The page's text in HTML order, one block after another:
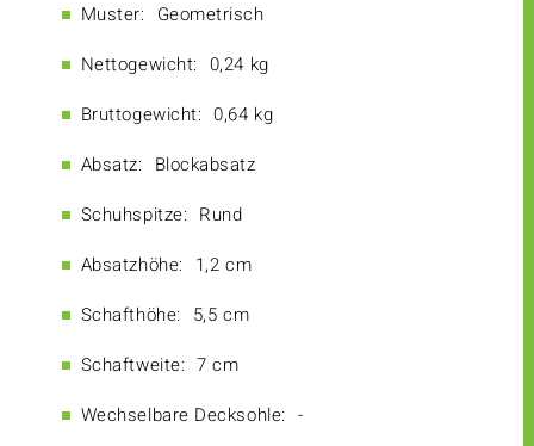
Muster: Geometrisch
Nettogewicht: 0,24 kg
Bruttogewicht: 0,64 kg
Absatz: Blockabsatz
Schuhspitze: Rund
Absatzhöhe: 1,2 cm
Schafthöhe: 5,5 cm
Schaftweite: 7 cm
Wechselbare Decksohle: -